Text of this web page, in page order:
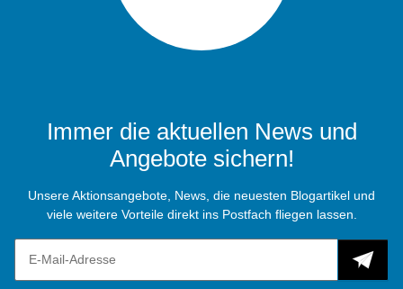
Immer die aktuellen News und
Angebote sichern!
Unsere Aktionsangebote, News, die neuesten Blogartikel und
viele weitere Vorteile direkt ins Postfach fliegen lassen.